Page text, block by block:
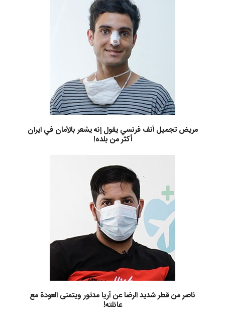
مريض تجميل أنف فرنسي يقول إنه يشعر بالأمان في ايران
أكثر من بلده!
ناصر من قطر شديد الرضا عن آريا مدتور ويتمنى العودة مع
عائلته!